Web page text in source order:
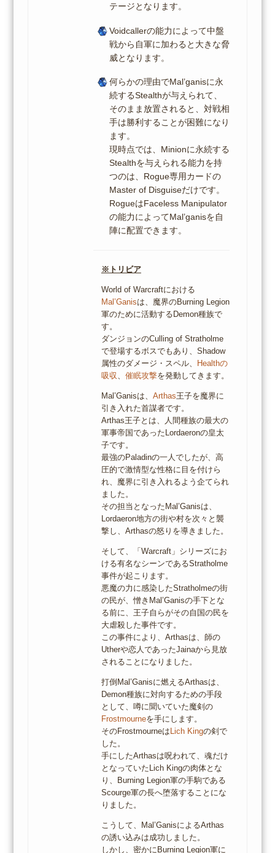
テージとなります。
Voidcallerの能力によって中盤
戦から自軍に加わると大きな脅
威となります。
何らかの理由でMal’ganisに永
続するStealthが与えられて、
そのまま放置されると、対戦相
手は勝利することが困難になり
ます。
現時点では、Minionに永続する
Stealthを与えられる能力を持
つのは、Rogue専用カードの
Master of Disguiseだけです。
RogueはFaceless Manipulator
の能力によってMal’ganisを自
陣に配置できます。
※トリビア
World of Warcraftにおける
Mal’Ganisは、魔界のBurning Legion
軍のために活動するDemon種族で
す。
ダンジョンのCulling of Stratholme
で登場するボスでもあり、Shadow
属性のダメージ・スペル、
Healthの
吸収、 催眠攻撃を発動してきます。
Mal’Ganisは、 Arthas王子を魔界に
引き入れた首謀者です。
Arthas王子とは、人間種族の最大の
軍事帝国であったLordaeronの皇太
子です。
最強のPaladinの一人でしたが、高
圧的で激情型な性格に目を付けら
れ、魔界に引き入れるよう企てられ
ました。
その担当となったMal’Ganisは、
Lordaeron地方の街や村を次々と襲
撃し、Arthasの怒りを導きました。
そして、「Warcraft」シリーズにお
ける有名なシーンであるStratholme
事件が起こります。
悪魔の力に感染したStratholmeの街
の民が、憎きMal’Ganisの手下とな
る前に、王子自らがその自国の民を
大虐殺した事件です。
この事件により、Arthasは、師の
Utherや恋人であったJainaから見放
されることになりました。
打倒Mal’Ganisに燃えるArthasは、
Demon種族に対向するための手段
として、噂に聞いていた魔剣の
Frostmourneを手にします。
そのFrostmourneは Lich Kingの剣で
した。
手にしたArthasは呪われて、魂だけ
となっていたLich Kingの肉体とな
り、Burning Legion軍の手駒である
Scourge軍の長へ堕落することにな
りました。
こうして、Mal’GanisによるArthas
の誘い込みは成功しました。
しかし、密かにBurning Legion軍に